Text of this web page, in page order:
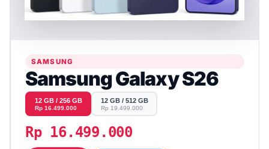
SAMSUNG
Samsung Galaxy S26
12 GB / 256 GB
Rp 16.499.000
12 GB / 512 GB
Rp 19.499.000
Rp 16.499.000